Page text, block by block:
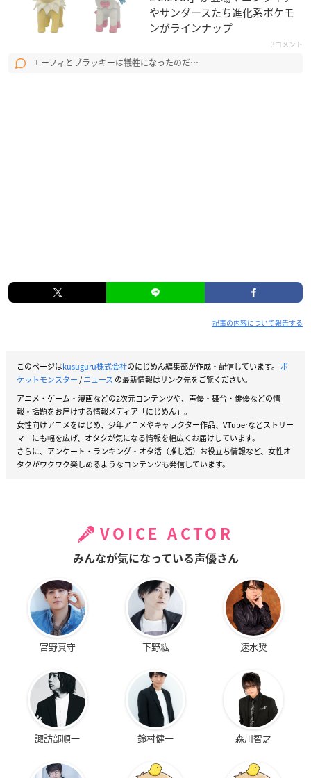
やサンダースたち進化系ポケモ
ンがラインナップ
3コメント
エーフィとブラッキーは犠牲になったのだ…
記事の内容について報告する
このページはkusuguru株式会社のにじめん編集部が作成・配信しています。 ポ
ケットモンスター/ニュース の最新情報はリンク先をご覧ください。
アニメ・ゲーム・漫画などの2次元コンテンツや、声優・舞台・俳優などの情
報・話題をお届けする情報メディア「にじめん」。
女性向けアニメをはじめ、少年アニメやキャラクター作品、VTuberなどストリー
マーにも幅を広げ、オタクが気になる情報を幅広くお届けしています。
さらに、アンケート・ランキング・オタ活（推し活）お役立ち情報など、女性オ
タクがワクワク楽しめるようなコンテンツも発信しています。
VOICE ACTOR
みんなが気になっている声優さん
宮野真守 下野紘 速水奨
諏訪部順一 鈴村健一 森川智之